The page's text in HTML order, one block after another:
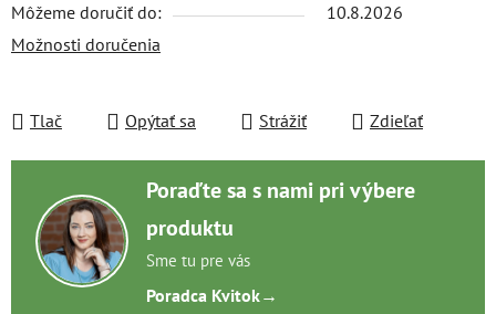
Môžeme doručiť do:
10.8.2026
Možnosti doručenia
Tlač Opýtať sa Strážiť Zdieľať
Poraďte sa s nami pri výbere
produktu
Sme tu pre vás
Poradca Kvitok→